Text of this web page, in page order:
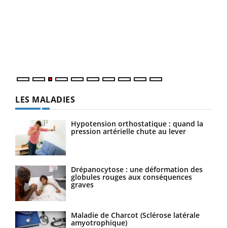
LES MALADIES
Hypotension orthostatique : quand la
pression artérielle chute au lever
Drépanocytose : une déformation des
globules rouges aux conséquences
graves
Maladie de Charcot (Sclérose latérale
amyotrophique)